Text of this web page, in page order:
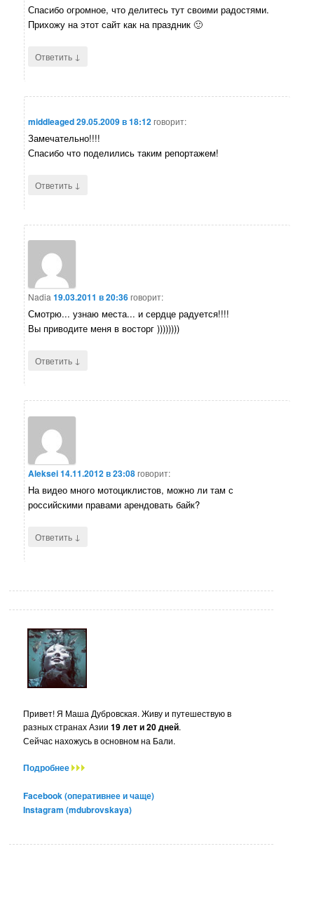
Спасибо огромное, что делитесь тут своими радостями.
Прихожу на этот сайт как на праздник 🙂
Ответить ↓
middleaged29.05.2009 в 18:12говорит:
Замечательно!!!!
Спасибо что поделились таким репортажем!
Ответить ↓
Nadia 19.03.2011 в 20:36говорит:
Смотрю... узнаю места... и сердце радуется!!!!
Вы приводите меня в восторг ))))))))
Ответить ↓
Aleksei14.11.2012 в 23:08говорит:
На видео много мотоциклистов, можно ли там с
российскими правами арендовать байк?
Ответить ↓
Привет! Я Маша Дубровская. Живу и путешествую в
разных странах Азии19 лет и 20 дней.
Сейчас нахожусь в основном на Бали.
Подробнее
Facebook (оперативнее и чаще)
Instagram (mdubrovskaya)